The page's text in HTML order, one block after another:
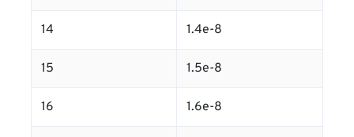
14 1.4e-8
15 1.5e-8
16 1.6e-8